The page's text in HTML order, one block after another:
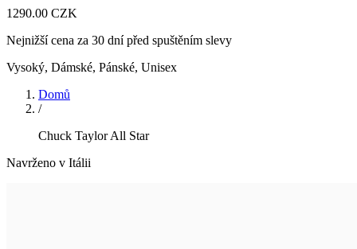
1290.00 CZK
Nejnižší cena za 30 dní před spuštěním slevy
Vysoký, Dámské, Pánské, Unisex
Domů
/
Chuck Taylor All Star
Navrženo v Itálii